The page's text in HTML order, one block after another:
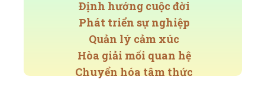
Định hướng cuộc đời
Phát triển sự nghiệp
Quản lý cảm xúc
Hòa giải mối quan hệ
Chuyển hóa tâm thức